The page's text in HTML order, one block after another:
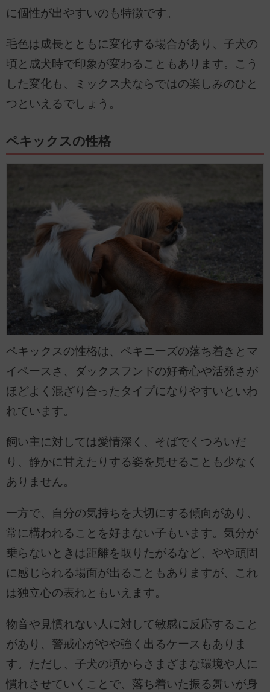
に個性が出やすいのも特徴です。
毛色は成長とともに変化する場合があり、子犬の
頃と成犬時で印象が変わることもあります。こう
した変化も、ミックス犬ならではの楽しみのひと
つといえるでしょう。
ペキックスの性格
ペキックスの性格は、ペキニーズの落ち着きとマ
イペースさ、ダックスフンドの好奇心や活発さが
ほどよく混ざり合ったタイプになりやすいといわ
れています。
飼い主に対しては愛情深く、そばでくつろいだ
り、静かに甘えたりする姿を見せることも少なく
ありません。
一方で、自分の気持ちを大切にする傾向があり、
常に構われることを好まない子もいます。気分が
乗らないときは距離を取りたがるなど、やや頑固
に感じられる場面が出ることもありますが、これ
は独立心の表れともいえます。
物音や見慣れない人に対して敏感に反応すること
があり、警戒心がやや強く出るケースもありま
す。ただし、子犬の頃からさまざまな環境や人に
慣れさせていくことで、落ち着いた振る舞いが身